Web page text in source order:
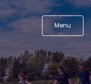
Menu